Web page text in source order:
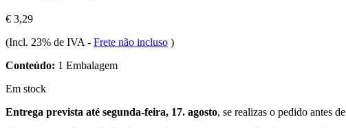
€ 3,29
(Incl. 23% de IVA - Frete não incluso )
Conteúdo: 1 Embalagem
Em stock
Entrega prevista até segunda-feira, 17. agosto, se realizas o pedido antes de